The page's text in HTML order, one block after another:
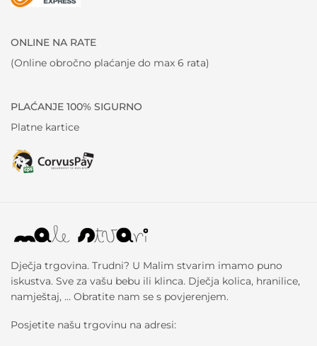
ONLINE NA RATE
(Online obročno plaćanje do max 6 rata)
PLAĆANJE 100% SIGURNO
Platne kartice
Dječja trgovina. Trudni? U Malim stvarim imamo puno
iskustva. Sve za vašu bebu ili klinca. Dječja kolica, hranilice,
namještaj, … Obratite nam se s povjerenjem.
Posjetite našu trgovinu na adresi: